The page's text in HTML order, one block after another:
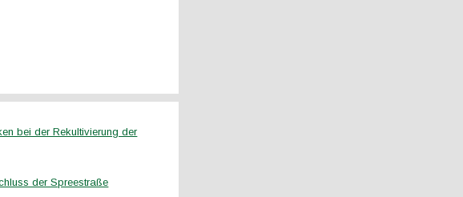
bei der Rekultivierung der
der Spreestraße